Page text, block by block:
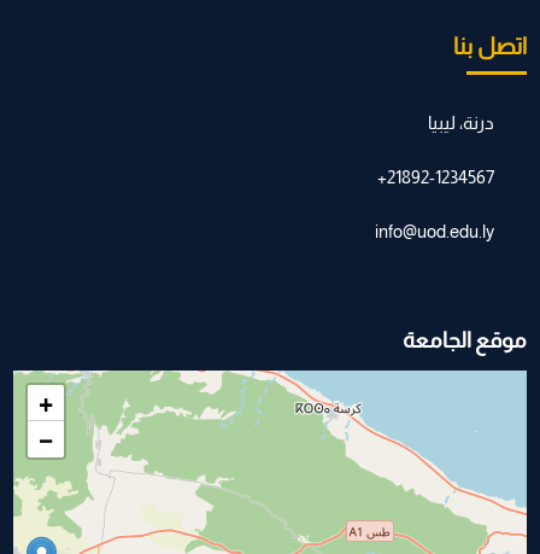
اتصل بنا
درنة، ليبيا
21892-1234567+
info@uod.edu.ly
موقع الجامعة
+
−